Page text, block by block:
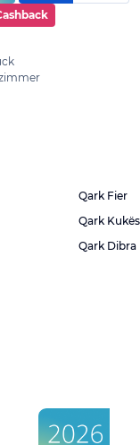
Qark Fier
Qark Kukës
Qark Dibra